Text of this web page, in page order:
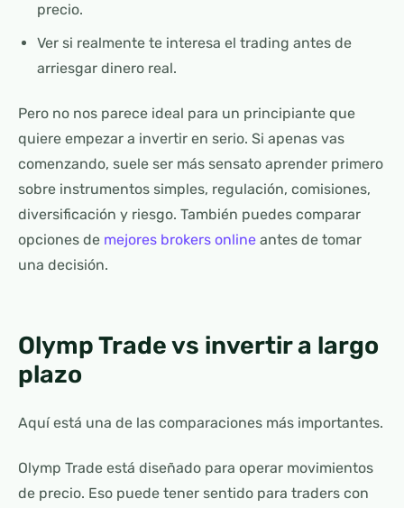
precio.
Ver si realmente te interesa el trading antes de
arriesgar dinero real.
Pero no nos parece ideal para un principiante que
quiere empezar a invertir en serio. Si apenas vas
comenzando, suele ser más sensato aprender primero
sobre instrumentos simples, regulación, comisiones,
diversificación y riesgo. También puedes comparar
opciones de mejores brokers online antes de tomar
una decisión.
Olymp Trade vs invertir a largo
plazo
Aquí está una de las comparaciones más importantes.
Olymp Trade está diseñado para operar movimientos
de precio. Eso puede tener sentido para traders con